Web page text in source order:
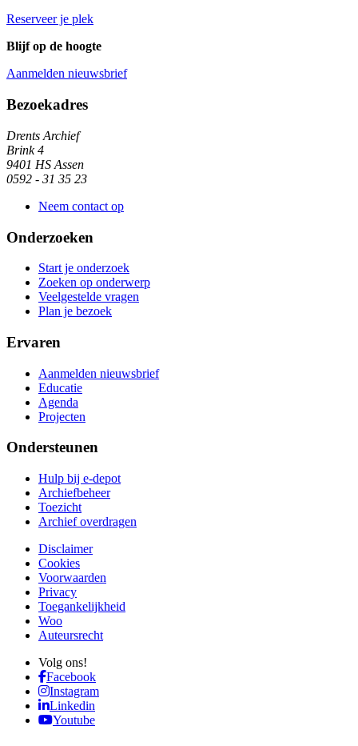
Reserveer je plek
Blijf op de hoogte
Aanmelden nieuwsbrief
Algemene informatie
Bezoekadres
Drents Archief
Brink 4
9401 HS Assen
0592 - 31 35 23
Neem contact op
Onderzoeken
Start je onderzoek
Zoeken op onderwerp
Veelgestelde vragen
Plan je bezoek
Ervaren
Aanmelden nieuwsbrief
Educatie
Agenda
Projecten
Ondersteunen
Hulp bij e-depot
Archiefbeheer
Toezicht
Archief overdragen
Disclaimer
Cookies
Voorwaarden
Privacy
Toegankelijkheid
Woo
Auteursrecht
Volg ons!
Facebook
Instagram
Linkedin
Youtube